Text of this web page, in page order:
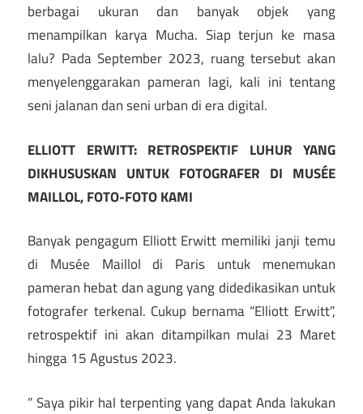
berbagai ukuran dan banyak objek yang
menampilkan karya Mucha. Siap terjun ke masa
lalu? Pada September 2023, ruang tersebut akan
menyelenggarakan pameran lagi, kali ini tentang
seni jalanan dan seni urban di era digital.
ELLIOTT ERWITT: RETROSPEKTIF LUHUR YANG
DIKHUSUSKAN UNTUK FOTOGRAFER DI MUSÉE
MAILLOL, FOTO-FOTO KAMI
Banyak pengagum Elliott Erwitt memiliki janji temu
di Musée Maillol di Paris untuk menemukan
pameran hebat dan agung yang didedikasikan untuk
fotografer terkenal. Cukup bernama “Elliott Erwitt”,
retrospektif ini akan ditampilkan mulai 23 Maret
hingga 15 Agustus 2023.
” Saya pikir hal terpenting yang dapat Anda lakukan